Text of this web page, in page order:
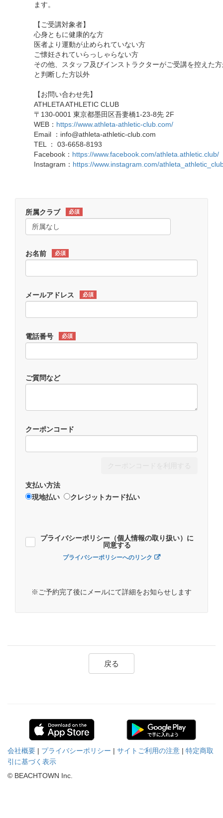
ます。
【ご受講対象者】
心身ともに健康的な方
医者より運動が止められていない方
ご懐妊されていらっしゃらない方
その他、スタッフ及びインストラクターがご受講を控えた
と判断した方以外
【お問い合わせ先】
ATHLETA ATHLETIC CLUB
〒130-0001 東京都墨田区吾妻橋1-23-8先 2F
WEB： https://www.athleta-athletic-club.com/
Email ：info@athleta-athletic-club.com
TEL ： 03-6658-8193
Facebook： https://www.facebook.com/athleta.athletic.club/
Instagram： https://www.instagram.com/
所属クラブ 必須
お名前 必須
メールアドレス 必須
電話番号 必須
ご質問など
クーポンコード
支払い方法
現地払い
クレジットカード払い
プライバシーポリシー（個人情報の取り扱い）に
同意する
プライバシーポリシーへのリンク
※ご予約完了後にメールにて詳細をお知らせします
戻る
会社概要 | プライバシーポリシー | サイトご利用の注意 | 特定商取
引に基づく表示
© BEACHTOWN Inc.